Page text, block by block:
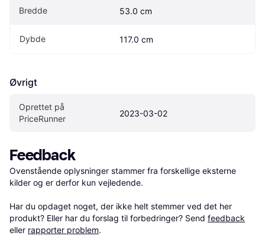
Bredde 53.0 cm
Dybde 117.0 cm
Øvrigt
Oprettet på
PriceRunner
2023-03-02
Feedback
Ovenstående oplysninger stammer fra forskellige eksterne
kilder og er derfor kun vejledende.
Har du opdaget noget, der ikke helt stemmer ved det her
produkt? Eller har du forslag til forbedringer? Send feedback
eller rapporter problem.